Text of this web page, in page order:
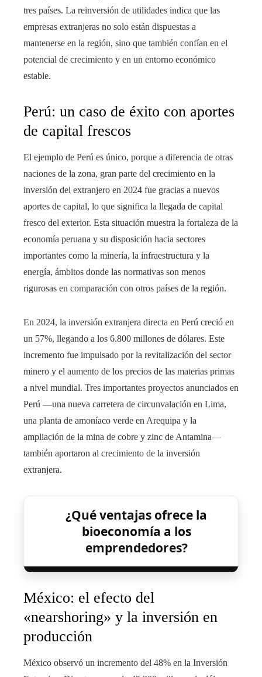
tres países. La reinversión de utilidades indica que las
empresas extranjeras no solo están dispuestas a
mantenerse en la región, sino que también confían en el
potencial de crecimiento y en un entorno económico
estable.
Perú: un caso de éxito con aportes
de capital frescos
El ejemplo de Perú es único, porque a diferencia de otras
naciones de la zona, gran parte del crecimiento en la
inversión del extranjero en 2024 fue gracias a nuevos
aportes de capital, lo que significa la llegada de capital
fresco del exterior. Esta situación muestra la fortaleza de la
economía peruana y su disposición hacia sectores
importantes como la minería, la infraestructura y la
energía, ámbitos donde las normativas son menos
rigurosas en comparación con otros países de la región.
En 2024, la inversión extranjera directa en Perú creció en
un 57%, llegando a los 6.800 millones de dólares. Este
incremento fue impulsado por la revitalización del sector
minero y el aumento de los precios de las materias primas
a nivel mundial. Tres importantes proyectos anunciados en
Perú —una nueva carretera de circunvalación en Lima,
una planta de amoníaco verde en Arequipa y la
ampliación de la mina de cobre y zinc de Antamina—
también aportaron al crecimiento de la inversión
extranjera.
¿Qué ventajas ofrece la
bioeconomía a los
emprendedores?
México: el efecto del
«nearshoring» y la inversión en
producción
México observó un incremento del 48% en la Inversión